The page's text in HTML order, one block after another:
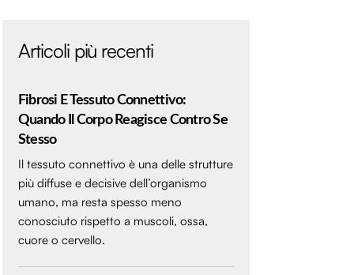
Articoli più recenti
Fibrosi E Tessuto Connettivo:
Quando Il Corpo Reagisce Contro Se
Stesso
Il tessuto connettivo è una delle strutture
più diffuse e decisive dell’organismo
umano, ma resta spesso meno
conosciuto rispetto a muscoli, ossa,
cuore o cervello.